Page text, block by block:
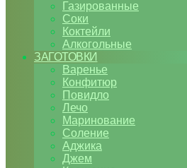
Газированные
Соки
Коктейли
Алкогольные
ЗАГОТОВКИ
Варенье
Конфитюр
Повидло
Лечо
Маринование
Соление
Аджика
Джем